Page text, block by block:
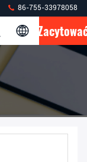
86-755-33978058